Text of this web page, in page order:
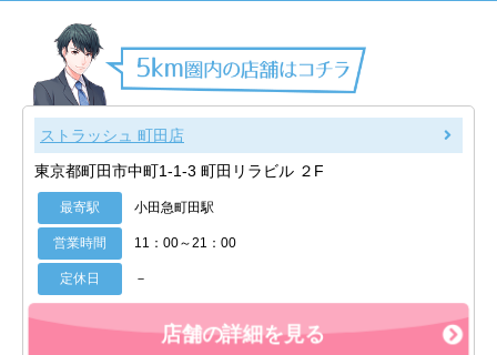
ストラッシュ 町田店
東京都町田市中町1-1-3 町田リラビル ２F
最寄駅 小田急町田駅
営業時間 11：00～21：00
定休日 －
店舗の詳細を見る